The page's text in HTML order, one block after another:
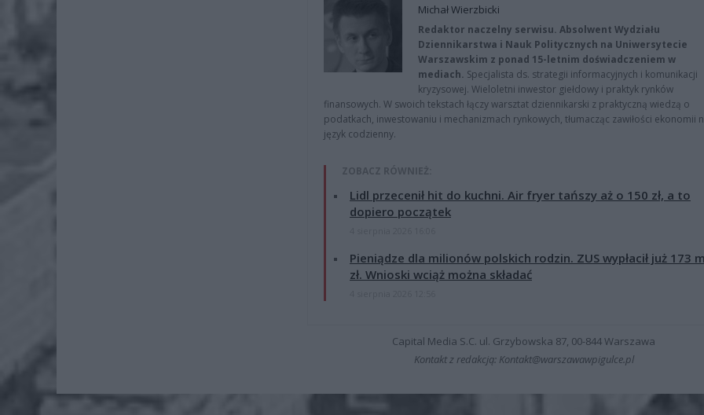
Michał Wierzbicki
Redaktor naczelny serwisu. Absolwent Wydziału
Dziennikarstwa i Nauk Politycznych na Uniwersytecie
Warszawskim z ponad 15-letnim doświadczeniem w
mediach. Specjalista ds. strategii informacyjnych i komunikacji
kryzysowej. Wieloletni inwestor giełdowy i praktyk rynków
finansowych. W swoich tekstach łączy warsztat dziennikarski z praktyczną wiedzą o
podatkach, inwestowaniu i mechanizmach rynkowych, tłumacząc zawiłości ekonomii
język codzienny.
ZOBACZ RÓWNIEŻ:
Lidl przecenił hit do kuchni. Air fryer tańszy aż o 150 zł, a to
dopiero początek
Pieniądze dla milionów polskich rodzin. ZUS wypłacił już 173
zł. Wnioski wciąż można składać
Capital Media S.C. ul. Grzybowska 87, 00-844 Warszawa
Kontakt z redakcją: Kontakt@warszawawpigulce.pl